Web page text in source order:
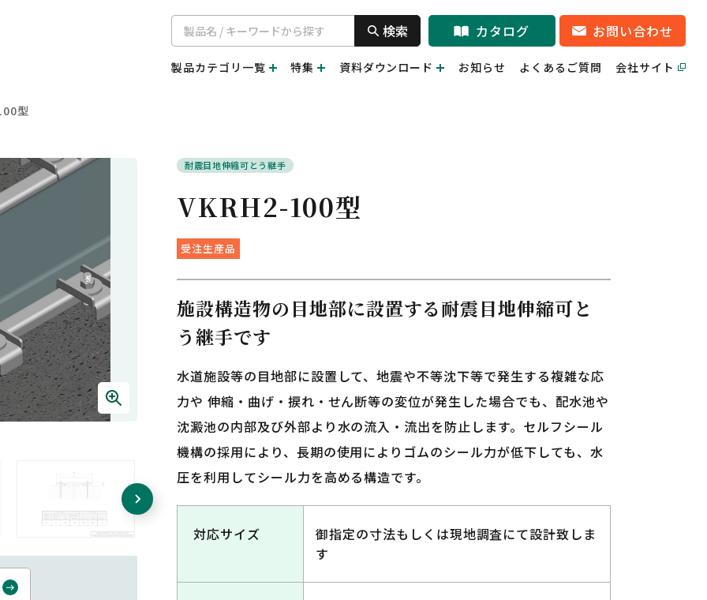
検索 カタログ お問い合わせ
製品カテゴリ一覧 特集 資料ダウンロード お知らせ よくあるご質問 会社サイト
型
耐震目地伸縮可とう継手
VKRH2-100型
受注生産品
施設構造物の目地部に設置する耐震目地伸縮可と
う継手です
水道施設等の目地部に設置して、地震や不等沈下等で発生する複雑な応
力や 伸縮・曲げ・捩れ・せん断等の変位が発生した場合でも、配水池や
沈澱池の内部及び外部より水の流入・流出を防止します。セルフシール
機構の採用により、長期の使用によりゴムのシール力が低下しても、水
圧を利用してシール力を高める構造です。
対応サイズ
御指定の寸法もしくは現地調査にて設計致しま
す